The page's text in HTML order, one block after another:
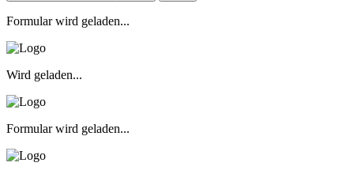
Formular wird geladen...
Wird geladen...
Formular wird geladen...